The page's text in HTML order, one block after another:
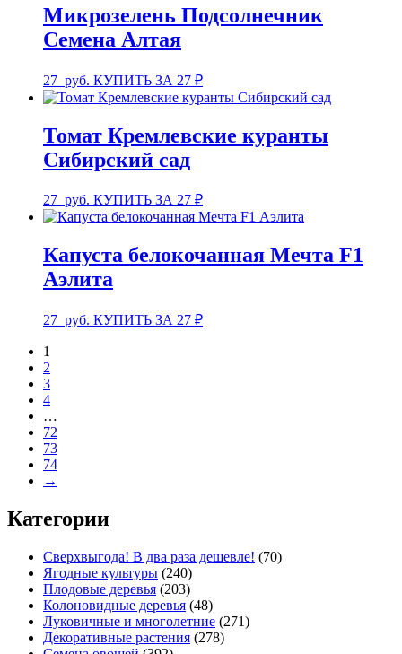
Микрозелень Подсолнечник
Семена Алтая
27 руб. КУПИТЬ ЗА 27 ₽
Томат Кремлевские куранты
Сибирский сад
27 руб. КУПИТЬ ЗА 27 ₽
Капуста белокочанная Мечта F1
Аэлита
27 руб. КУПИТЬ ЗА 27 ₽
1
2
3
4
…
72
73
74
→
Категории
Сверхвыгода! В два раза дешевле! (70)
Ягодные культуры (240)
Плодовые деревья (203)
Колоновидные деревья (48)
Луковичные и многолетние (271)
Декоративные растения (278)